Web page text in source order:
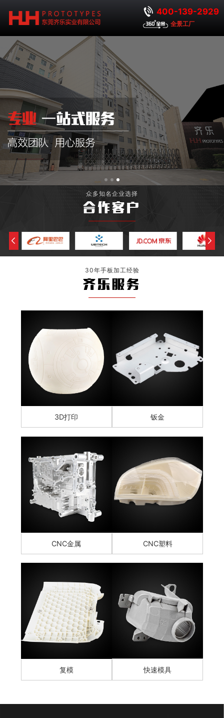
400-139-2929
全景工厂
众多知名企业选择
合作客户
30年手板加工经验
齐乐服务
3D打印 钣金
CNC金属 CNC塑料
复模 快速模具